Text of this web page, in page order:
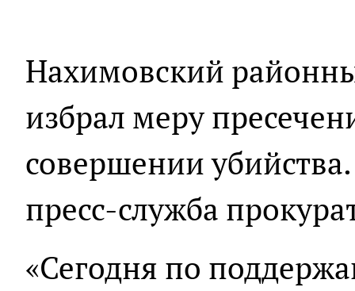
Нахимовский
избрал меру
совершении
пресс-служба
«Сегодня по